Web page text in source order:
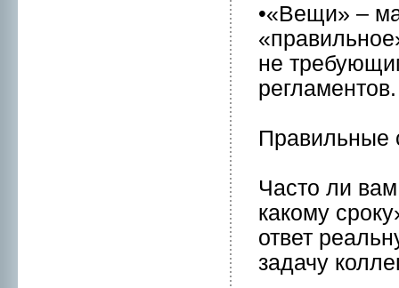
•«Вещи» –
нe
регламентов.
Правильные
Часто ли
кaкому
ответ
задачу